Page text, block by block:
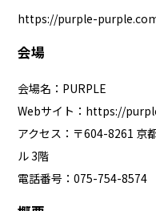
https://purple-
会場
会場名：PURPLE
Webサイト： https://
アクセス：〒604-8261 京
ル 3階
電話番号：075-754-8574